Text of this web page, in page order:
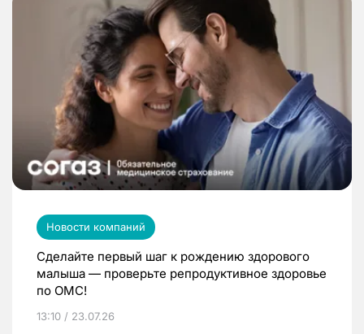
Новости компаний
Сделайте первый шаг к рождению здорового
малыша — проверьте репродуктивное здоровье
по ОМС!
13:10 / 23.07.26